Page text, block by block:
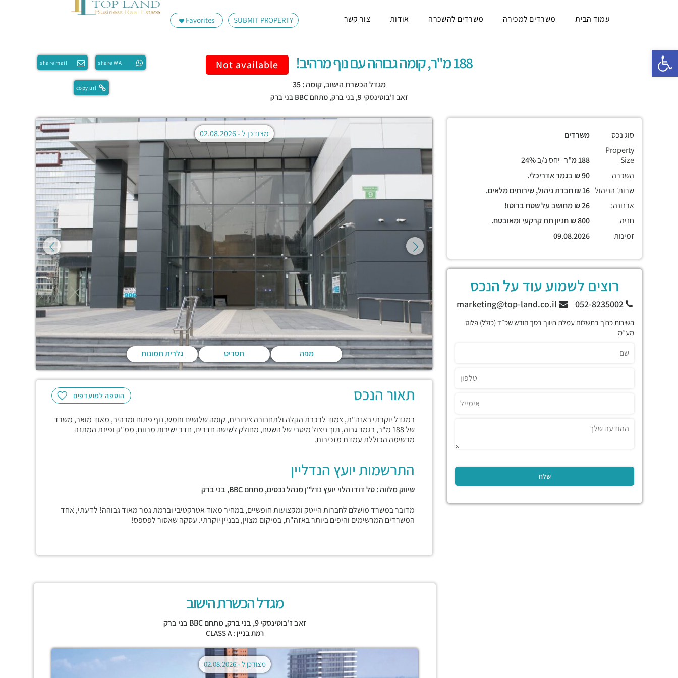
פתח סרגל נגישות
SUBMIT PROPERTY
Favorites עמוד הבית משרדים למכירה משרדים להשכרה אודות צור קשר
share WA
share mail
copy url
188 מ"ר, קומה גבוהה עם נוף מרהיב! Not available
מגדל הכשרת הישוב, קומה : 35
זאב ז'בוטינסקי 9, בני ברק,מתחם BBC בני ברק
מפה תסריט גלרית תמונות
מצודכן ל -
הוספה למועדפים תאור הנכס
במגדל יוקרתי באזה"ת, צמוד לרכבת הקלה ולתחבורה ציבורית, קומה שלושים וחמש, נוף פתוח ומרהיב, מאוד מואר, משרד
של 188 מ"ר, בגמר גבוה, תוך ניצול מיטבי של השטח, מחולק לשישה חדרים, חדר ישיבות מרווח, ממ"ק ופינת המתנה
מרשימה הכוללת עמדת מזכירות.
התרשמות יועץ הנדליין
שיווק מלווה : טל דודו הלוי יועץ נדל"ן מנהל נכסים, מתחםBBC, בני ברק
מדובר במשרד מושלם לחברות הייטק ומקצועות חופשיים, במחיר מאוד אטרקטיבי וברמת גמר מאוד גבוהה! לדעתי, אחד
המשרדים המרשימים והיפים ביותר באזה"ת, במיקום מצוין, בבניין יוקרתי. עסקה שאסור לפספס!
סוג נכס
משרדים
Property
Size
יחס נ/ב
השכרה
שרות׳ הניהול
ארנונה:
חניה
זמינות
רוצים לשמוע עוד על הנכס
השירות כרוך בתשלום עמלת תיווך בסך חודש שכ״ד (כולל) פלוס
מע״מ
מגדל הכשרת הישוב
זאב ז'בוטינסקי 9, בני ברק,מתחם BBC בני ברק
רמת בניין : CLASS A
מצודכן ל -02.08.2026